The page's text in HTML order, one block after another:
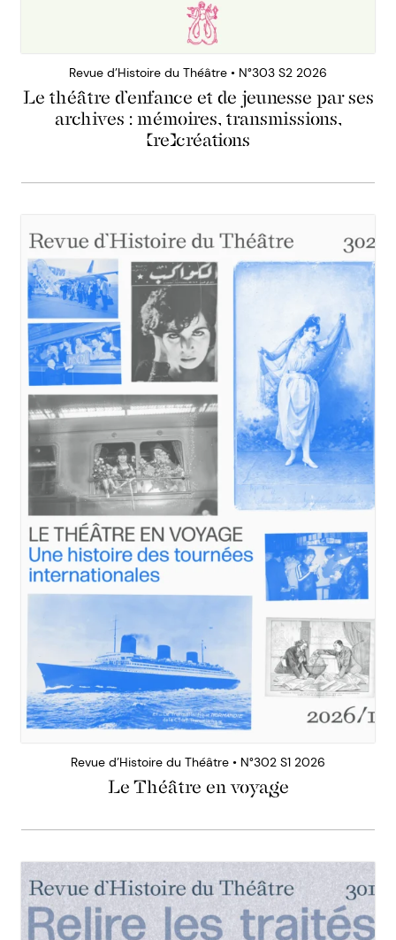
Revue d’Histoire du Théâtre • N°303 S2 2026
Le théâtre d’enfance et de jeunesse par ses
archives : mémoires, transmissions,
(re)créations
Revue d’Histoire du Théâtre • N°302 S1 2026
Le Théâtre en voyage